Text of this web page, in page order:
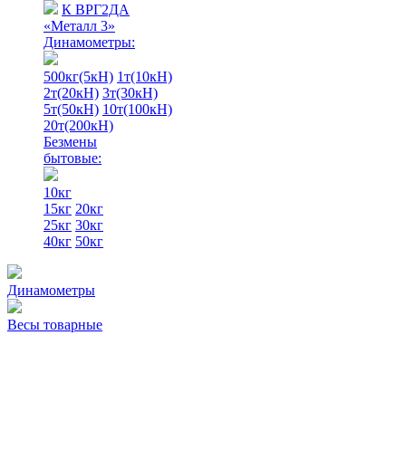
К ВРГ2ДА
«Металл 3»
Динамометры:
500кг(5кН) 1т(10кН)
2т(20кН) 3т(30кН)
5т(50кН) 10т(100кН)
20т(200кН)
Безмены
бытовые:
10кг
15кг 20кг
25кг 30кг
40кг 50кг
Динамометры
Весы товарные